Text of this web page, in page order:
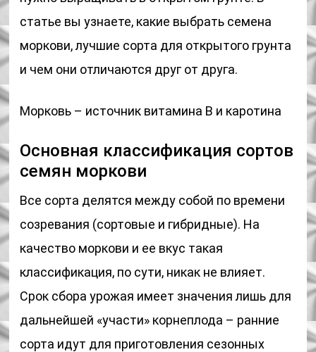
статье вы узнаете, какие выбрать семена
моркови, лучшие сорта для открытого грунта
и чем они отличаются друг от друга.
Морковь – источник витамина В и каротина
Основная классификация сортов
семян моркови
Все сорта делятся между собой по времени
созревания (сортовые и гибридные). На
качество моркови и ее вкус такая
классификация, по сути, никак не влияет.
Срок сбора урожая имеет значения лишь для
дальнейшей «участи» корнеплода – ранние
сорта идут для приготовления сезонных